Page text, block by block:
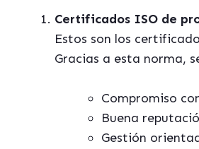
Certificados ISO de
Estos son los
Gracias a esta norma,
Compromiso
Buena
Gestión